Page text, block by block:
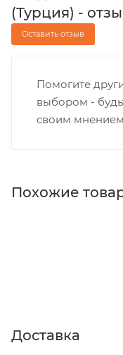
(Турция) -
Оставить отзыв
Помогите
выбором -
своим
Похожие
Доставка